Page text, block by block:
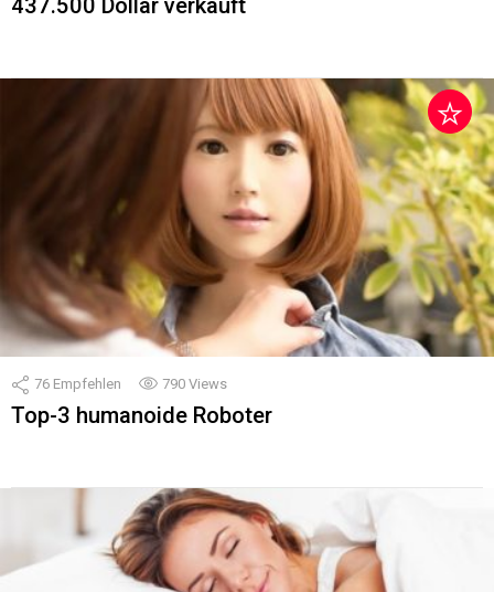
76 Empfehlen 790 Views
Top-3 humanoide Roboter